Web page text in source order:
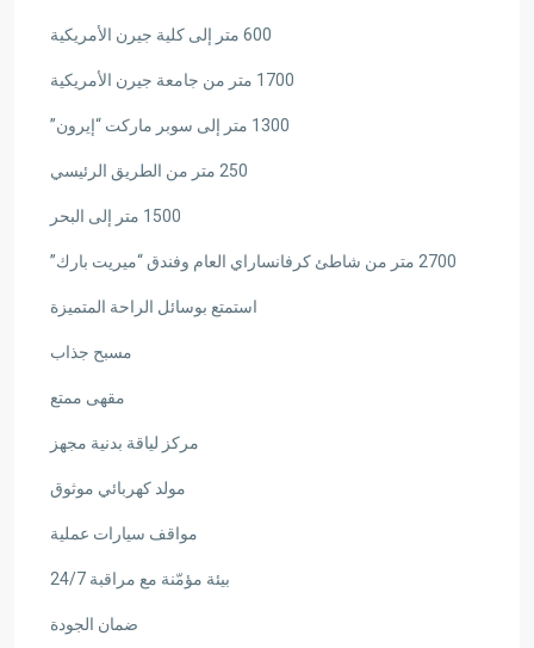
600 متر إلى كلية جيرن الأمريكية
1700 متر من جامعة جيرن الأمريكية
1300 متر إلى سوبر ماركت “إيرون”
250 متر من الطريق الرئيسي
1500 متر إلى البحر
2700 متر من شاطئ كرفانساراي العام وفندق “ميريت بارك”
استمتع بوسائل الراحة المتميزة
مسبح جذاب
مقهى ممتع
مركز لياقة بدنية مجهز
مولد كهربائي موثوق
مواقف سيارات عملية
بيئة مؤمّنة مع مراقبة 24/7
ضمان الجودة